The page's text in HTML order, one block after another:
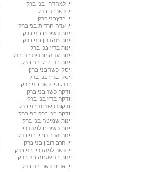
יין למהדרין בני ברק
יין כשרבני ברק
יין בדץבני ברק
יין עדה חרדית בני ברק
יינות כשירים בני ברק
יינות מהדרין בני ברק
יינות בדץ בני ברק
יינות עדה חרדית בני ברק
יינות בני ברק בני ברק
ויסקי כשר בני ברק
ויסקי בדץ בני ברק
בנדקטין כשר בני ברק
וודקה כשר בני ברק
וודקה בדץ בני ברק
וודקות כשירות בני ברק
וודקה בני ברק בני ברק
יינות שמיטה בני ברק
יינות כשירים למהדרין
יינות הרב רובין בני ברק
יין הרב רובין בני ברק
יין כשר למהדרין בני ברק
יינות בהשגחה בני ברק
יין אדום כשר בני ברק